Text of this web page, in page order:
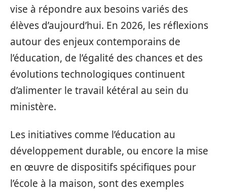
vise à répondre aux besoins variés des
élèves d’aujourd’hui. En 2026, les réflexions
autour des enjeux contemporains de
l’éducation, de l’égalité des chances et des
évolutions technologiques continuent
d’alimenter le travail kétéral au sein du
ministère.
Les initiatives comme l’éducation au
développement durable, ou encore la mise
en œuvre de dispositifs spécifiques pour
l’école à la maison, sont des exemples